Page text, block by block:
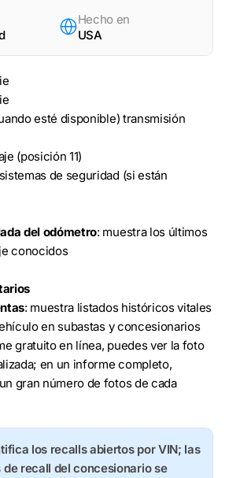
Hecho en
USA
esté disponible) transmisión
(posición 11)
de seguridad (si están
del odómetro: muestra los últimos
conocidos
: muestra listados históricos vitales
en subastas y concesionarios
gratuito en línea, puedes ver la foto
en un informe completo,
gran número de fotos de cada
los recalls abiertos por VIN; las
de recall del concesionario se